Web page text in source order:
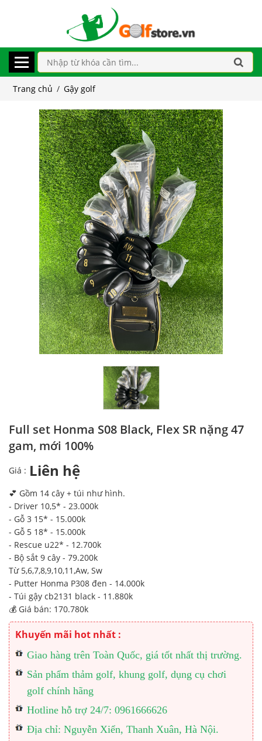
Trang chủ / Gậy golf
Full set Honma S08 Black, Flex SR nặng 47
gam, mới 100%
Giá : Liên hệ
💕 Gồm 14 cây + túi như hình.
- Driver 10,5* - 23.000k
- Gỗ 3 15* - 15.000k
- Gỗ 5 18* - 15.000k
- Rescue u22* - 12.700k
- Bộ sắt 9 cây - 79.200k
Từ 5,6,7,8,9,10,11,Aw, Sw
- Putter Honma P308 đen - 14.000k
- Túi gậy cb2131 black - 11.880k
💰 Giá bán: 170.780k
Khuyến mãi hot nhất :
Giao hàng trên Toàn Quốc, giá tốt nhất thị trường.
Sản phẩm thảm golf, khung golf, dụng cụ chơi
golf chính hãng
Hotline hỗ trợ 24/7: 0961666626
Địa chỉ: Nguyễn Xiển, Thanh Xuân, Hà Nội.